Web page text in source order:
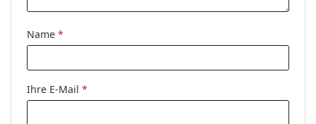
Marke:
Missoni
Code:
Name *
Ihre E-Mail *